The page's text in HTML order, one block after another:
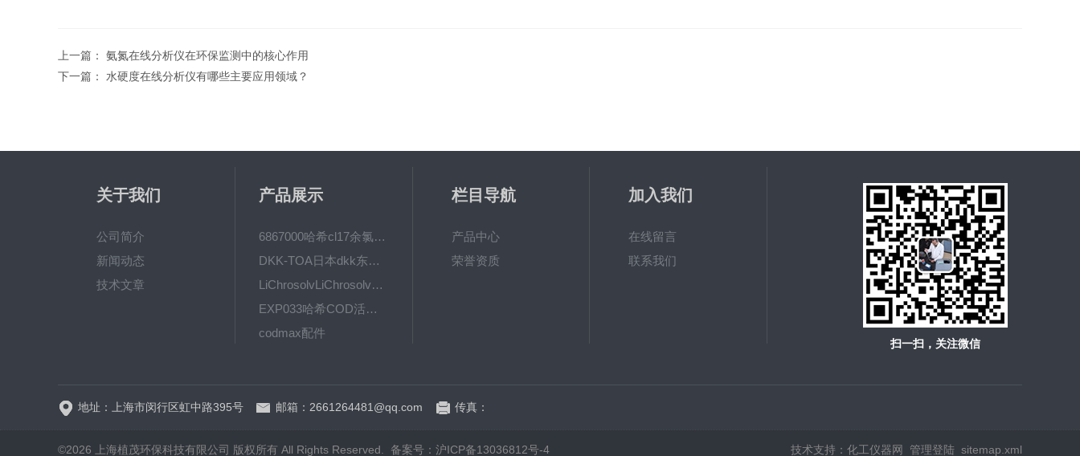
上一篇： 氨氮在线分析仪在环保监测中的核心作用
下一篇： 水硬度在线分析仪有哪些主要应用领域？
关于我们
公司简介
新闻动态
技术文章
产品展示
6867000哈希cl17余氯分析仪色度计模块、哈希cl17比色池现货
DKK-TOA日本dkk东亚电波水质仪器电极耗材
LiChrosolvLiChrosolv®HPLC色谱纯溶剂
EXP033哈希COD活塞泵价格 EXP033
codmax配件
栏目导航
产品中心
荣誉资质
加入我们
在线留言
联系我们
扫一扫，关注微信
地址：上海市闵行区虹中路395号 邮箱：2661264481@qq.com 传真：
©2026 上海植茂环保科技有限公司 版权所有 All Rights Reserved. 备案号：沪ICP备13036812号-4 技术支持： 化工仪器网 管理登陆 sitemap.xml